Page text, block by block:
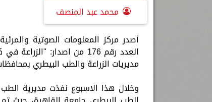
محمد عبد المنصف
أصدر مركز المعلومات الصوتية
العدد رقم 176 من اصدار:
مديريات الزراعة والطب البيطري بمحافظات الجمهورية